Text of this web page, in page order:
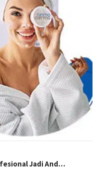
Jadi And…